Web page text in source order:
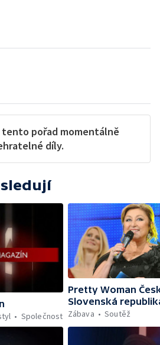
tento pořad momentálně
díly.
Společnost
Pretty Woman
Slovenská
Zábava
Soutěž